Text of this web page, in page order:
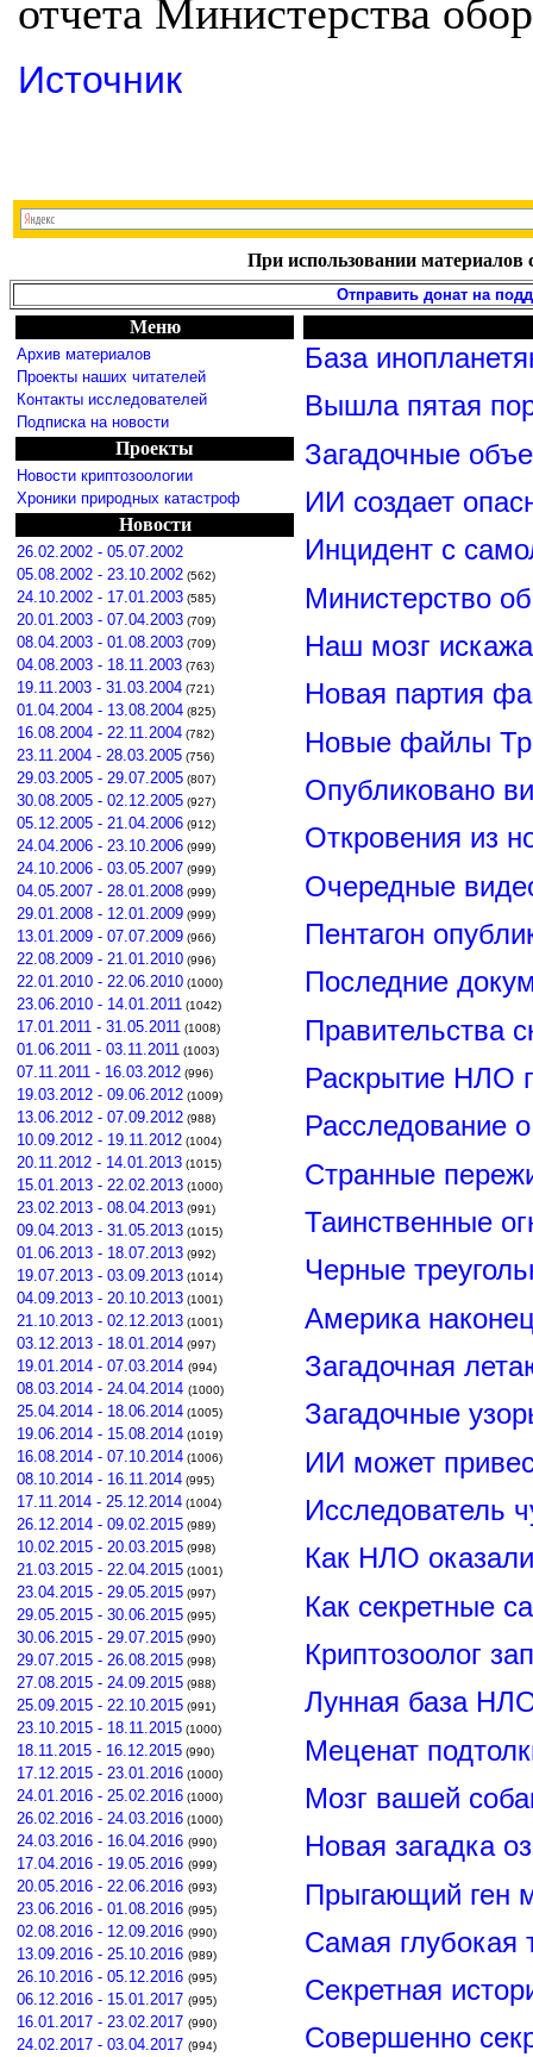
отчета Министерства
Источник
При использовании материалов
Отправить донат на
Меню
Архив материалов
Проекты наших читателей
Контакты исследователей
Подписка на новости
Проекты
Новости криптозоологии
Хроники природных катастроф
Новости
26.02.2002 - 05.07.2002
05.08.2002 - 23.10.2002 (562)
24.10.2002 - 17.01.2003 (585)
20.01.2003 - 07.04.2003 (709)
08.04.2003 - 01.08.2003 (709)
04.08.2003 - 18.11.2003 (763)
19.11.2003 - 31.03.2004 (721)
01.04.2004 - 13.08.2004 (825)
16.08.2004 - 22.11.2004 (782)
23.11.2004 - 28.03.2005 (756)
29.03.2005 - 29.07.2005 (807)
30.08.2005 - 02.12.2005 (927)
05.12.2005 - 21.04.2006 (912)
24.04.2006 - 23.10.2006 (999)
24.10.2006 - 03.05.2007 (999)
04.05.2007 - 28.01.2008 (999)
29.01.2008 - 12.01.2009 (999)
13.01.2009 - 07.07.2009 (966)
22.08.2009 - 21.01.2010 (996)
22.01.2010 - 22.06.2010 (1000)
23.06.2010 - 14.01.2011 (1042)
17.01.2011 - 31.05.2011 (1008)
01.06.2011 - 03.11.2011 (1003)
07.11.2011 - 16.03.2012 (996)
19.03.2012 - 09.06.2012 (1009)
13.06.2012 - 07.09.2012 (988)
10.09.2012 - 19.11.2012 (1004)
20.11.2012 - 14.01.2013 (1015)
15.01.2013 - 22.02.2013 (1000)
23.02.2013 - 08.04.2013 (991)
09.04.2013 - 31.05.2013 (1015)
01.06.2013 - 18.07.2013 (992)
19.07.2013 - 03.09.2013 (1014)
04.09.2013 - 20.10.2013 (1001)
21.10.2013 - 02.12.2013 (1001)
03.12.2013 - 18.01.2014 (997)
19.01.2014 - 07.03.2014 (994)
08.03.2014 - 24.04.2014 (1000)
25.04.2014 - 18.06.2014 (1005)
19.06.2014 - 15.08.2014 (1019)
16.08.2014 - 07.10.2014 (1006)
08.10.2014 - 16.11.2014 (995)
17.11.2014 - 25.12.2014 (1004)
26.12.2014 - 09.02.2015 (989)
10.02.2015 - 20.03.2015 (998)
21.03.2015 - 22.04.2015 (1001)
23.04.2015 - 29.05.2015 (997)
29.05.2015 - 30.06.2015 (995)
30.06.2015 - 29.07.2015 (990)
29.07.2015 - 26.08.2015 (998)
27.08.2015 - 24.09.2015 (988)
25.09.2015 - 22.10.2015 (991)
23.10.2015 - 18.11.2015 (1000)
18.11.2015 - 16.12.2015 (990)
17.12.2015 - 23.01.2016 (1000)
24.01.2016 - 25.02.2016 (1000)
26.02.2016 - 24.03.2016 (1000)
24.03.2016 - 16.04.2016 (990)
17.04.2016 - 19.05.2016 (999)
20.05.2016 - 22.06.2016 (993)
23.06.2016 - 01.08.2016 (995)
02.08.2016 - 12.09.2016 (990)
13.09.2016 - 25.10.2016 (989)
26.10.2016 - 05.12.2016 (995)
06.12.2016 - 15.01.2017 (995)
16.01.2017 - 23.02.2017 (990)
24.02.2017 - 03.04.2017 (994)
База
Вышла пятая
Загадочные
ИИ создает
Инцидент с
Министерство
Наш мозг
Новая партия
Новые файлы
Опубликовано
Откровения из
Очередные
Пентагон
Последние
Правительства
Раскрытие НЛО
Расследование
Странные
Таинственные
Черные
Америка
Загадочная
Загадочные
ИИ может
Исследователь
Как НЛО
Как секретные
Криптозоолог
Лунная база
Меценат
Мозг вашей
Новая загадка
Прыгающий ген
Самая глубокая
Секретная
Совершенно